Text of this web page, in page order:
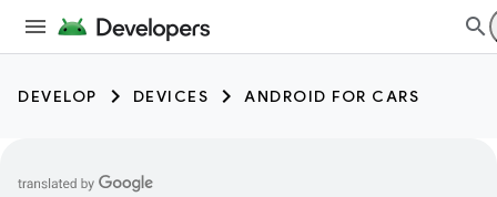
DEVELOP DEVICES ANDROID FOR CARS